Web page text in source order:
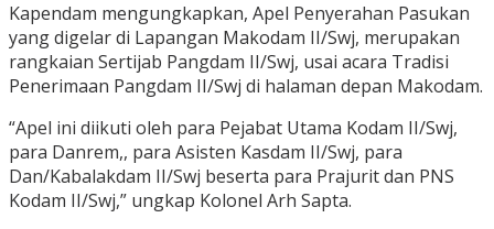
Kapendam mengungkapkan, Apel Penyerahan Pasukan
yang digelar di Lapangan Makodam II/Swj, merupakan
rangkaian Sertijab Pangdam II/Swj, usai acara Tradisi
Penerimaan Pangdam II/Swj di halaman depan Makodam.
“Apel ini diikuti oleh para Pejabat Utama Kodam II/Swj,
para Danrem,, para Asisten Kasdam II/Swj, para
Dan/Kabalakdam II/Swj beserta para Prajurit dan PNS
Kodam II/Swj,” ungkap Kolonel Arh Sapta.